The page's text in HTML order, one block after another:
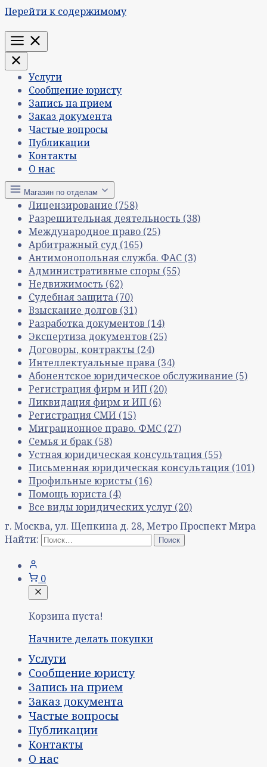
Перейти к содержимому
Меню
Услуги
Сообщение юристу
Запись на прием
Заказ документа
Частые вопросы
Публикации
Контакты
О нас
Магазин по отделам
Лицензирование (758)
Разрешительная деятельность (38)
Международное право (25)
Арбитражный суд (165)
Антимонопольная служба. ФАС (3)
Административные споры (55)
Недвижимость (62)
Судебная защита (70)
Взыскание долгов (31)
Разработка документов (14)
Экспертиза документов (25)
Договоры, контракты (24)
Интеллектуальные права (34)
Абонентское юридическое обслуживание (5)
Регистрация фирм и ИП (20)
Ликвидация фирм и ИП (6)
Регистрация СМИ (15)
Миграционное право. ФМС (27)
Семья и брак (58)
Устная юридическая консультация (55)
Письменная юридическая консультация (101)
Профильные юристы (16)
Помощь юриста (4)
Все виды юридических услуг (20)
г. Москва, ул. Щепкина д. 28, Метро Проспект Мира
Найти:
0
Корзина пуста!
Начните делать покупки
Услуги
Сообщение юристу
Запись на прием
Заказ документа
Частые вопросы
Публикации
Контакты
О нас